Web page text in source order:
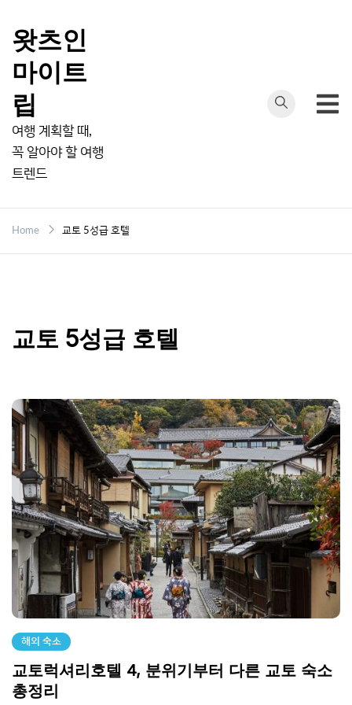
content
왓츠인
마이트
립
여행 계획할 때,
꼭 알아야 할 여행
트렌드
Home 교토 5성급 호텔
교토 5성급 호텔
해외 숙소
교토럭셔리호텔 4, 분위기부터 다른 교토 숙소
총정리